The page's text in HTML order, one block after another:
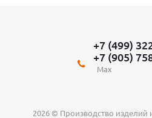
+7 (499)
+7 (905)
Max
2026 © Производство изделий